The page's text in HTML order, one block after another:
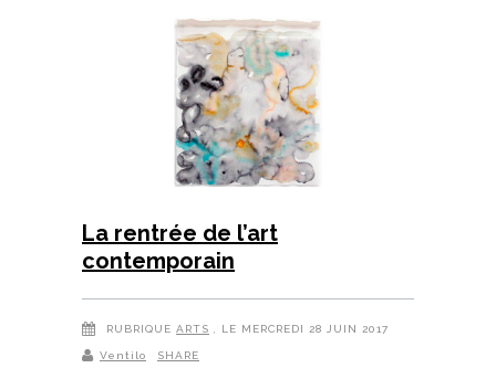
La rentrée de l’art
contemporain
RUBRIQUE ARTS , LE MERCREDI 28 JUIN 2017
Ventilo SHARE